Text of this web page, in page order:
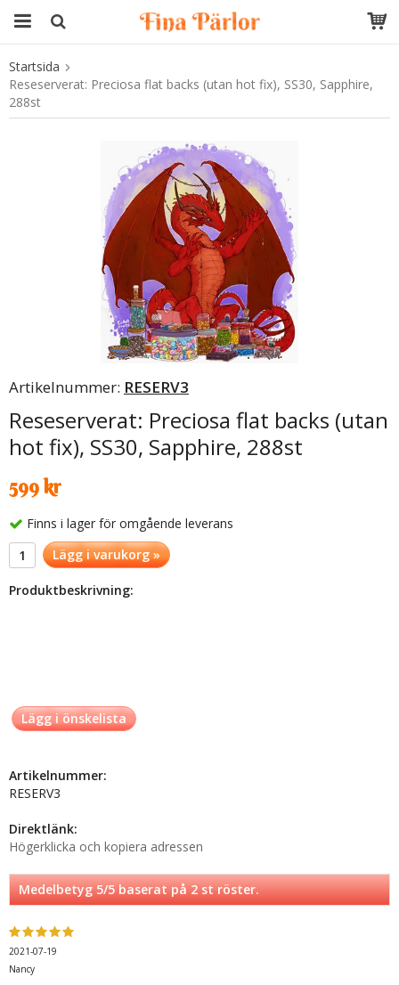
Produkten har blivit tillagd i varukorgen
Startsida
Reseserverat: Preciosa flat backs (utan hot fix), SS30, Sapphire,
288st
Artikelnummer: RESERV3
Reseserverat: Preciosa flat backs (utan
hot fix), SS30, Sapphire, 288st
599 kr
Finns i lager för omgående leverans
Lägg i varukorg »
Produktbeskrivning:
Lägg i önskelista
Artikelnummer:
RESERV3
Direktlänk:
Högerklicka och kopiera adressen
Medelbetyg5/5 baserat på2st röster.
2021-07-19
Nancy